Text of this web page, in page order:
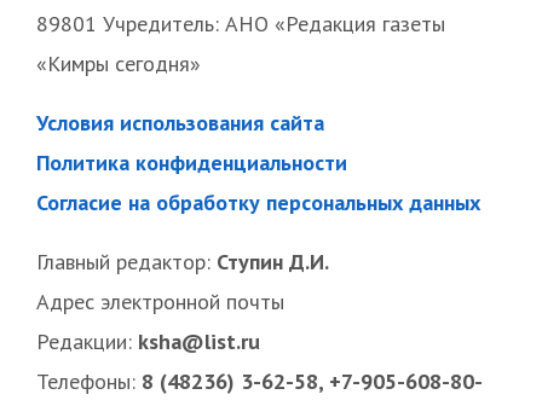
89801 Учредитель: АНО «Редакция газеты
«Кимры сегодня»
Условия использования сайта
Политика конфиденциальности
Согласие на обработку персональных данных
Главный редактор: Ступин Д.И.
Адрес электронной почты
Редакции: ksha@list.ru
Телефоны: 8 (48236) 3-62-58, +7-905-608-80-